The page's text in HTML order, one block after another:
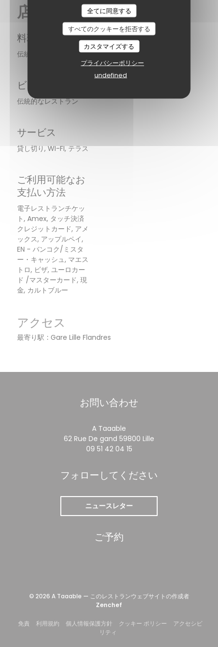
全てに同意する
すべてのクッキーを拒否する
カスタマイズする
プライバシーポリシー
undefined
店舗情報
料理
伝統的なフランス語
ビジネスタイプ
伝統的なレストラン
サービス
貸し切り, WI-FI, テラス
ご利用可能なお
支払い方法
電子レストランチケッ
ト, Amex, タッチ決済
クレジットカード, アメ
ックス, アップルペイ,
EN - バンコク/ミスタ
ー・キャッシュ, マエス
トロ, ビザ, ユーロカー
ド /マスターカード, 現
金, カルトブルー
アクセス
最寄り駅 Gare Lille Flandres
お問い合わせ
A Taaable
62 Rue De gand 59800 Lille
09 51 42 04 15
フォローしてください
ニュースレター
ご予約
© 2026 A Taaable — このレストランウェブサイトの作成者
Zenchef
免責 ((新しいウィンドウで開きます))
利用規約 ((新しいウィンドウで開きます))
個人情報保護方針((新しいウィンドウで開きます))
クッキー ポリシー ((新しいウィンド
アクセシビ
リティ
A Taaable